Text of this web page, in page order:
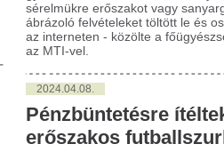
kamerák nem mutattak:
részlet Diana
és Károly herceg
és Károly király 1981 júliusában
össze a londoni Szent Pál-